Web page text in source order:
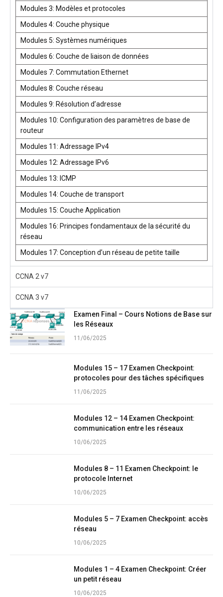
Modules 3: Modèles et protocoles
Modules 4: Couche physique
Modules 5: Systèmes numériques
Modules 6: Couche de liaison de données
Modules 7: Commutation Ethernet
Modules 8: Couche réseau
Modules 9: Résolution d’adresse
Modules 10: Configuration des paramètres de base de
routeur
Modules 11: Adressage IPv4
Modules 12: Adressage IPv6
Modules 13: ICMP
Modules 14: Couche de transport
Modules 15: Couche Application
Modules 16: Principes fondamentaux de la sécurité du
réseau
Modules 17: Conception d’un réseau de petite taille
CCNA 2 v7
CCNA 3 v7
Examen Final – Cours Notions de Base sur
les Réseaux
11/06/2025
Modules 15 – 17 Examen Checkpoint:
protocoles pour des tâches spécifiques
11/06/2025
Modules 12 – 14 Examen Checkpoint:
communication entre les réseaux
10/06/2025
Modules 8 – 11 Examen Checkpoint: le
protocole Internet
10/06/2025
Modules 5 – 7 Examen Checkpoint: accès
réseau
10/06/2025
Modules 1 – 4 Examen Checkpoint: Créer
un petit réseau
10/06/2025